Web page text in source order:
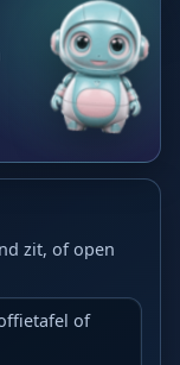
zit, of open
of